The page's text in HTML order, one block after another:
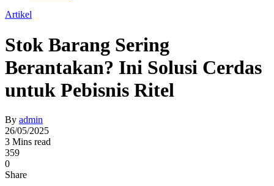
Artikel
Stok Barang Sering
Berantakan? Ini Solusi Cerdas
untuk Pebisnis Ritel
By admin
26/05/2025
3 Mins read
359
0
Share